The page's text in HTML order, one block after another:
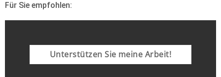
Für Sie empfohlen:
Unterstützen Sie meine Arbeit!